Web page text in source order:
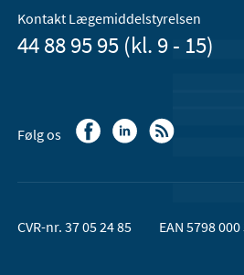
Kontakt Lægemiddelstyrelsen
44 88 95 95 (kl. 9 - 15)
Følg os
CVR-nr. 37 05 24 85 EAN 5798